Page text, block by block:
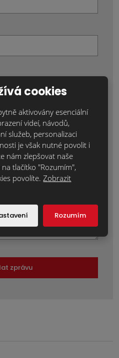
(*) jsou povinné.
osobních údajů.
zprávu
cookies
aktivovány esenciální
videí, návodů,
služeb, personalizaci
je však nutné povolit i
nám zlepšovat naše
tlačítko "Rozumím",
povolíte. Zobrazit
Rozumím